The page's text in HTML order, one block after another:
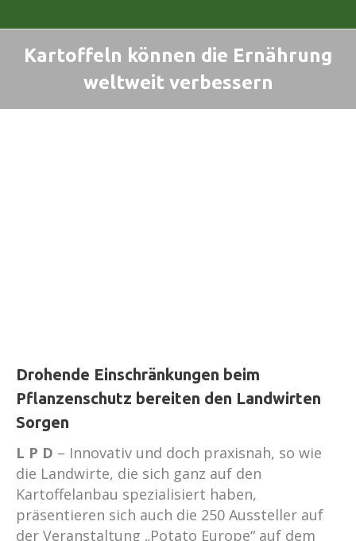
Kartoffeln können die Ernährung
weltweit verbessern
Sie befinden sich hier:
Drohende Einschränkungen beim
Pflanzenschutz bereiten den Landwirten
Sorgen
L P D – Innovativ und doch praxisnah, so wie
die Landwirte, die sich ganz auf den
Kartoffelanbau spezialisiert haben,
präsentieren sich auch die 250 Aussteller auf
der Veranstaltung „Potato Europe“ auf dem